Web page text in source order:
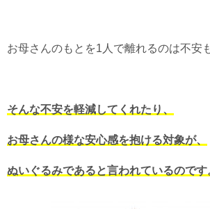
お母さんのもとを1人で離れるのは不安
そんな不安を軽減してくれたり、
お母さんの様な安心感を抱ける対象が、
ぬいぐるみであると言われているのです